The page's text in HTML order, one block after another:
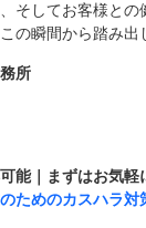
そしてお客様との
の瞬間から踏み出
所
能｜まずはお気軽
ためのカスハラ